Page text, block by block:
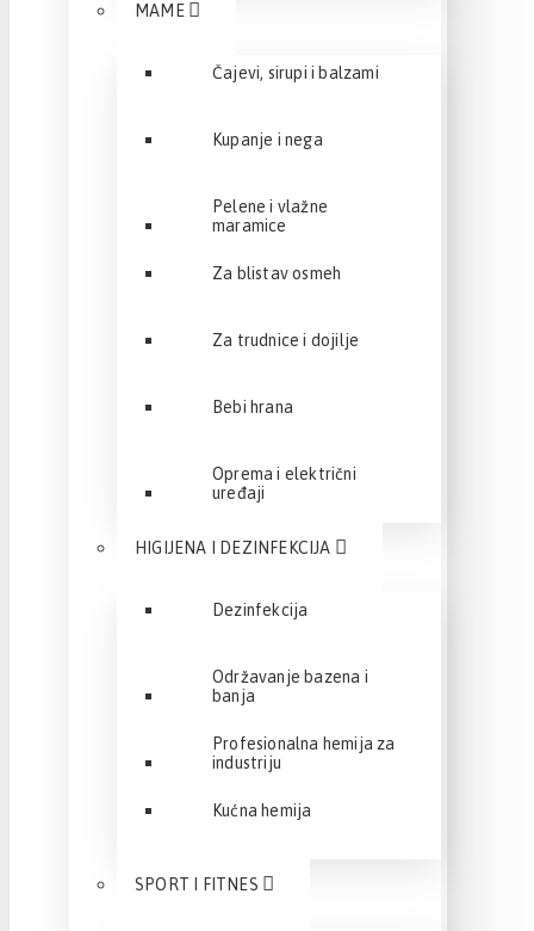
MAME
Čajevi, sirupi i balzami
Kupanje i nega
Pelene i vlažne
maramice
Za blistav osmeh
Za trudnice i dojilje
Bebi hrana
Oprema i električni
uređaji
HIGIJENA I DEZINFEKCIJA
Dezinfekcija
Održavanje bazena i
banja
Profesionalna hemija za
industriju
Kućna hemija
SPORT I FITNES